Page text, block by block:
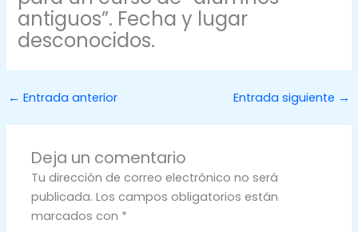
antiguos”. Fecha y lugar
desconocidos.
← Entrada anterior Entrada siguiente →
Deja un comentario
Tu dirección de correo electrónico no será
publicada. Los campos obligatorios están
marcados con *